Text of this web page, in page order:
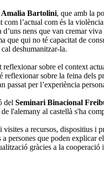
Amalia Bartolini, que amb la
l’actual com és la
nens que van cremar
qui no té capacitat de
deshumanitzar-la.
sobre el context
sobre la feina dels
passat per l’experiència
del Seminari Binacional
l'alemany al castellà s'ha
a recursos, dispositius
que poden explicar
gràcies a la